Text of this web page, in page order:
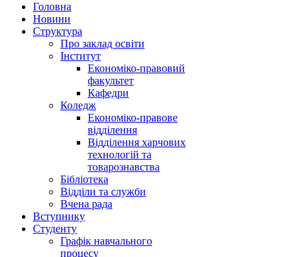
Головна
Новини
Структура
Про заклад освіти
Інститут
Економіко-правовий
факультет
Кафедри
Коледж
Економіко-правове
відділення
Відділення харчових
технологій та
товарознавства
Бібліотека
Відділи та служби
Вчена рада
Вступнику
Студенту
Графік навчального
процесу